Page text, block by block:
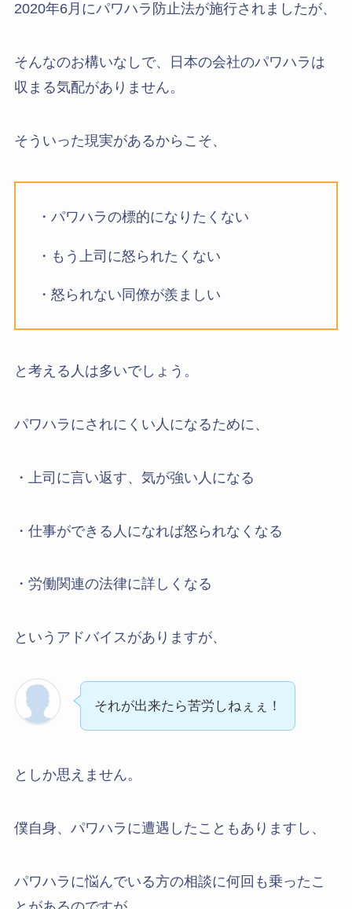
2020年6月にパワハラ防止法が施行されましたが、
そんなのお構いなしで、日本の会社のパワハラは
収まる気配がありません。
そういった現実があるからこそ、
・パワハラの標的になりたくない
・もう上司に怒られたくない
・怒られない同僚が羨ましい
と考える人は多いでしょう。
パワハラにされにくい人になるために、
・上司に言い返す、気が強い人になる
・仕事ができる人になれば怒られなくなる
・労働関連の法律に詳しくなる
というアドバイスがありますが、
それが出来たら苦労しねぇぇ！
としか思えません。
僕自身、パワハラに遭遇したこともありますし、
パワハラに悩んでいる方の相談に何回も乗ったこ